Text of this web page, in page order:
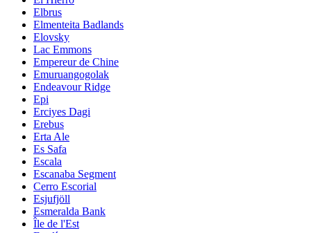
Elbrus
Elmenteita Badlands
Elovsky
Lac Emmons
Empereur de Chine
Emuruangogolak
Endeavour Ridge
Epi
Erciyes Dagi
Erebus
Erta Ale
Es Safa
Escala
Escanaba Segment
Cerro Escorial
Esjufjöll
Esmeralda Bank
Île de l'Est